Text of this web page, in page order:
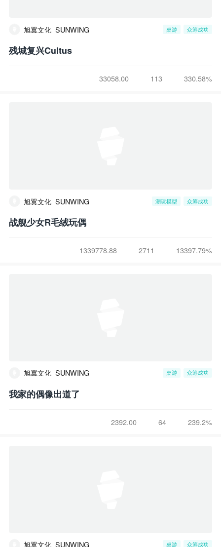
旭翼文化_SUNWING 桌游 众筹成功
残城复兴Cultus
33058.00 113 330.58%
旭翼文化_SUNWING 潮玩模型 众筹成功
战舰少女R毛绒玩偶
1339778.88 2711 13397.79%
旭翼文化_SUNWING 桌游 众筹成功
我家的偶像出道了
2392.00 64 239.2%
旭翼文化_SUNWING 桌游 众筹成功